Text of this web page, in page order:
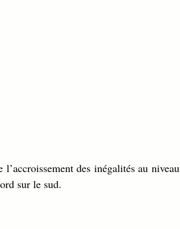
des inégalités au niveau
sur le sud.